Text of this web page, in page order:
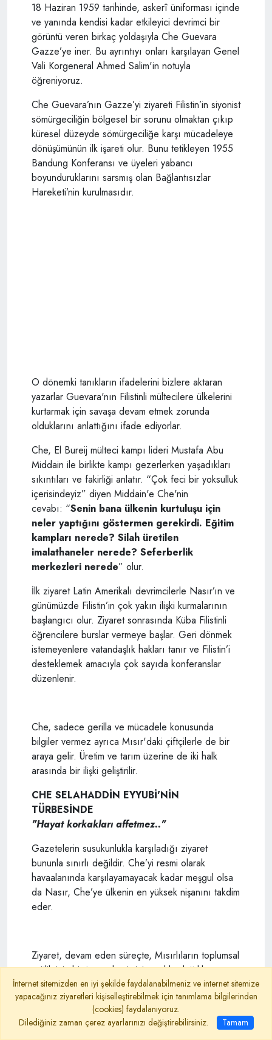
18 Haziran 1959 tarihinde, askerî üniforması içinde
ve yanında kendisi kadar etkileyici devrimci bir
görüntü veren birkaç yoldaşıyla Che Guevara
Gazze’ye iner. Bu ayrıntıyı onları karşılayan Genel
Vali Korgeneral Ahmed Salim'in notuyla
öğreniyoruz.
Che Guevara’nın Gazze’yi ziyareti Filistin’in siyonist
sömürgeciliğin bölgesel bir sorunu olmaktan çıkıp
küresel düzeyde sömürgeciliğe karşı mücadeleye
dönüşümünün ilk işareti olur. Bunu tetikleyen 1955
Bandung Konferansı ve üyeleri yabancı
boyunduruklarını sarsmış olan Bağlantısızlar
Hareketi’nin kurulmasıdır.
O dönemki tanıkların ifadelerini bizlere aktaran
yazarlar Guevara'nın Filistinli mültecilere ülkelerini
kurtarmak için savaşa devam etmek zorunda
olduklarını anlattığını ifade ediyorlar.
Che, El Bureij mülteci kampı lideri Mustafa Abu
Middain ile birlikte kampı gezerlerken yaşadıkları
sıkıntıları ve fakirliği anlatır. “Çok feci bir yoksulluk
içerisindeyiz” diyen Middain'e Che'nin
cevabı: “Senin bana ülkenin kurtuluşu için
neler yaptığını göstermen gerekirdi. Eğitim
kampları nerede? Silah üretilen
imalathaneler nerede? Seferberlik
merkezleri nerede” olur.
İlk ziyaret Latin Amerikalı devrimcilerle Nasır’ın ve
günümüzde Filistin’in çok yakın ilişki kurmalarının
başlangıcı olur. Ziyaret sonrasında Küba Filistinli
öğrencilere burslar vermeye başlar. Geri dönmek
istemeyenlere vatandaşlık hakları tanır ve Filistin’i
desteklemek amacıyla çok sayıda konferanslar
düzenlenir.
Che, sadece gerilla ve mücadele konusunda
bilgiler vermez ayrıca Mısır'daki çiftçilerle de bir
araya gelir. Üretim ve tarım üzerine de iki halk
arasında bir ilişki geliştirilir.
CHE SELAHADDİN EYYUBİ'NİN
TÜRBESİNDE
"Hayat korkakları affetmez.."
Gazetelerin susukunlukla karşıladığı ziyaret
bununla sınırlı değildir. Che’yi resmi olarak
havaalanında karşılayamayacak kadar meşgul olsa
da Nasır, Che’ye ülkenin en yüksek nişanını takdim
eder.
Ziyaret, devam eden süreçte, Mısırlıların toplumsal
eşitlik için bir tarım devrimini nasıl başlattıklarını
babayani bir üslupla anlattıkları bir seyir izler,
sonrasında ise Kübalılara sanayileşmeye nasıl
yaklaşmaları gerektiği konusunda muhtelif teori ve
öneriler sunulur. Bilahare Kübalılar Şam’a geçtiler
İnternet sitemizden en iyi şekilde faydalanabilmeniz ve internet sitemize
yapacağınız ziyaretleri kişiselleştirebilmek için tanımlama bilgilerinden
(cookies) faydalanıyoruz.
Dilediğiniz zaman çerez ayarlarınızı değiştirebilirsiniz.
Tamam